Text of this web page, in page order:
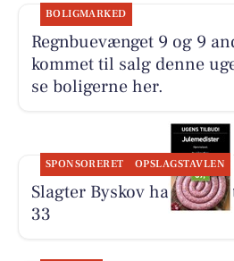
BOLIGMARKED
Regnbuevænget 9 og 9
kommet til salg denne
se boligerne her.
SPONSORERET OPSLAGSTAVLEN
Slagter Byskov har
33